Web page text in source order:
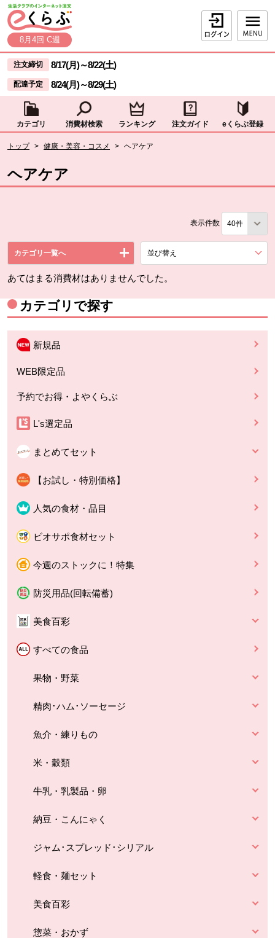
ページの先頭です。
本文へジャンプする。
8月4回 C週
ログイン
ここからサイト内共通メニューです。
サイト内共通メニューをスキップする
注文締切 8/17(月)～8/22(土)
配達予定 8/24(月)～8/29(土)
カテゴリ 消費材検索 ランキング 注文ガイド eくらぶ登録
トップ > 健康・美容・コスメ > ヘアケア
ヘアケア
表示件数
カテゴリ一覧へ 並び替え
あてはまる消費材はありませんでした。
カテゴリで探す
新規品
WEB限定品
予約でお得・よやくらぶ
L's選定品
まとめてセット
【お試し・特別価格】
人気の食材・品目
ビオサポ食材セット
今週のストックに！特集
防災用品(回転備蓄)
美食百彩
すべての食品
果物・野菜
精肉･ハム･ソーセージ
魚介・練りもの
米・穀類
牛乳・乳製品・卵
納豆・こんにゃく
ジャム･スプレッド･シリアル
軽食・麺セット
美食百彩
惣菜・おかず